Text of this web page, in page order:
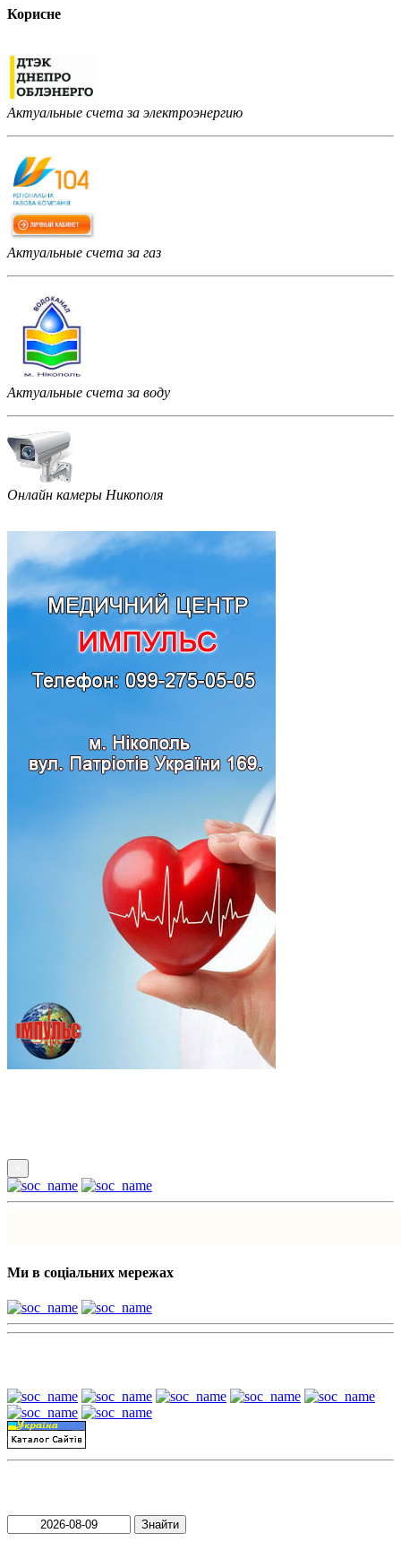
Корисне
Актуальные счета за электроэнергию
Актуальные счета за газ
Актуальные счета за воду
Онлайн камеры Никополя
Ми в соціальних мережах
Знайти